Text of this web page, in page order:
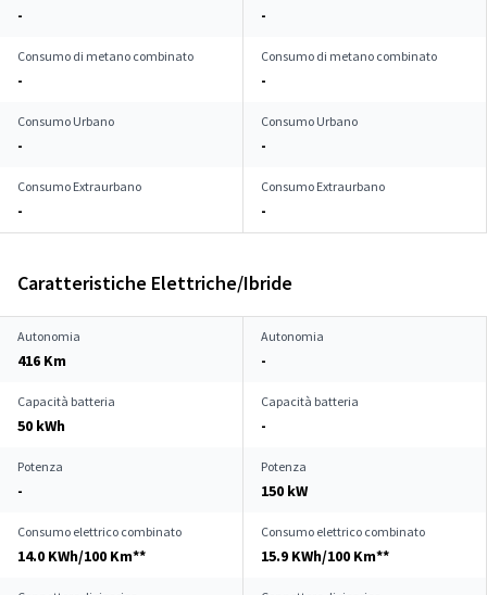
- -
Consumo di metano combinato
-
Consumo di metano combinato
-
Consumo Urbano
-
Consumo Urbano
-
Consumo Extraurbano
-
Consumo Extraurbano
-
Caratteristiche Elettriche/Ibride
Autonomia
416 Km
Autonomia
-
Capacità batteria
50 kWh
Capacità batteria
-
Potenza
-
Potenza
150 kW
Consumo elettrico combinato
14.0 KWh/100 Km**
Consumo elettrico combinato
15.9 KWh/100 Km**